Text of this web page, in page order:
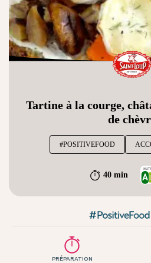
Tartine à la courge,
de
#POSITIVEFOOD
40 min
PRÉPARATION